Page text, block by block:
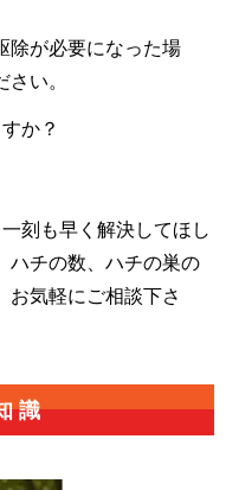
除が必要になった場
い。
か？
刻も早く解決してほし
ハチの数、ハチの巣の
お気軽にご相談下さ
識